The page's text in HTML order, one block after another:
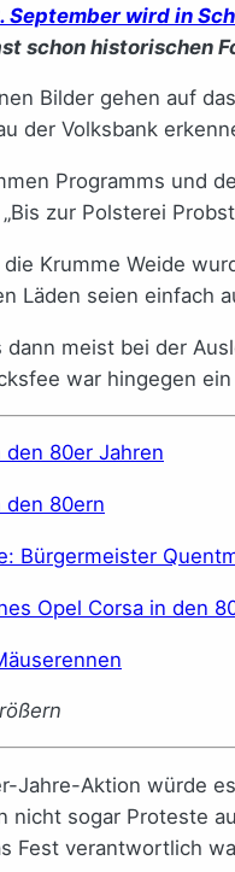
September wird in
schon historischen
Bilder gehen auf
der Volksbank
Programms und
zur Polsterei
Krumme Weide
Läden seien einfach
dann meist bei der
war hingegen
Jahre-Aktion würde
nicht sogar Proteste
Fest verantwortlich